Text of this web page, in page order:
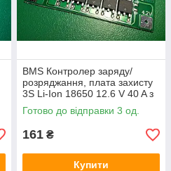
BMS Контролер заряду/
розряджання, плата захисту
3S Li-Ion 18650 12.6 V 40 A з
балансиром
Готово до відправки 3 од.
161 ₴
Купити